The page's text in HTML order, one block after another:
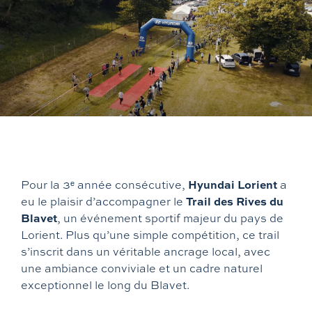
Hyundai
Mazda
Xpeng
Suzuki
Piaggio
Vespa
Moto Guzzi
CF Moto
KTM
Rayvolt
Exxite
Vans aménagés
Hanroad
Pour la 3ᵉ année consécutive, Hyundai Lorient a
eu le plaisir d’accompagner le Trail des Rives du
Blavet, un événement sportif majeur du pays de
Lorient. Plus qu’une simple compétition, ce trail
s’inscrit dans un véritable ancrage local, avec
une ambiance conviviale et un cadre naturel
exceptionnel le long du Blavet.